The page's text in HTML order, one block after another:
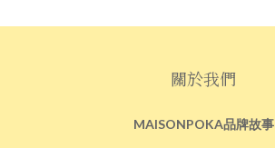
關於我們
MAISONPOKA品牌故事